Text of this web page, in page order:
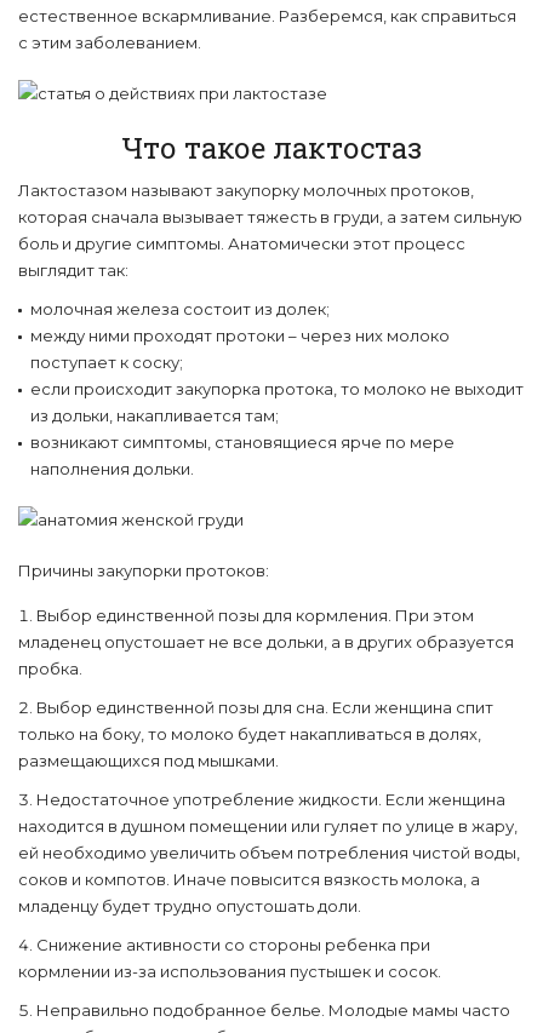
естественное вскармливание. Разберемся, как справиться
с этим заболеванием.
Что такое лактостаз
Лактостазом называют закупорку молочных протоков,
которая сначала вызывает тяжесть в груди, а затем сильную
боль и другие симптомы. Анатомически этот процесс
выглядит так:
молочная железа состоит из долек;
между ними проходят протоки – через них молоко
поступает к соску;
если происходит закупорка протока, то молоко не выходит
из дольки, накапливается там;
возникают симптомы, становящиеся ярче по мере
наполнения дольки.
Причины закупорки протоков:
Выбор единственной позы для кормления. При этом
младенец опустошает не все дольки, а в других образуется
пробка.
Выбор единственной позы для сна. Если женщина спит
только на боку, то молоко будет накапливаться в долях,
размещающихся под мышками.
Недостаточное употребление жидкости. Если женщина
находится в душном помещении или гуляет по улице в жару,
ей необходимо увеличить объем потребления чистой воды,
соков и компотов. Иначе повысится вязкость молока, а
младенцу будет трудно опустошать доли.
Снижение активности со стороны ребенка при
кормлении из-за использования пустышек и сосок.
Неправильно подобранное белье. Молодые мамы часто